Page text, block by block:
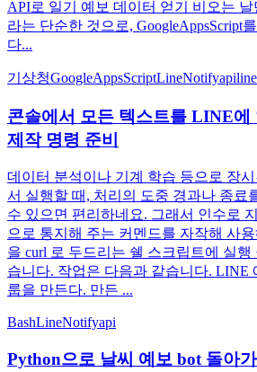
API로 일기 예보 데이터 얻기 비오는
라는 단순한 것으로, GoogleAppsScript
다...
기상청GoogleAppsScriptLineNotifyapi
콘솔에서 모든 텍스트를 LINE에
제작 명령 준비
데이터 분석이나 기계 학습 등으로 장
서 실행할 때, 처리의 도중 경과나 종료
수 있으면 편리하네요. 그래서 인수로
으로 통지해 주는 커멘드를 자작해 사
을 curl 로 두드리는 쉘 스크립트에 실
습니다. 작업은 다음과 같습니다. LINE
룹을 만든다. 만든 ...
BashLineNotifyapi
Python으로 날씨 예보 bot 돌아